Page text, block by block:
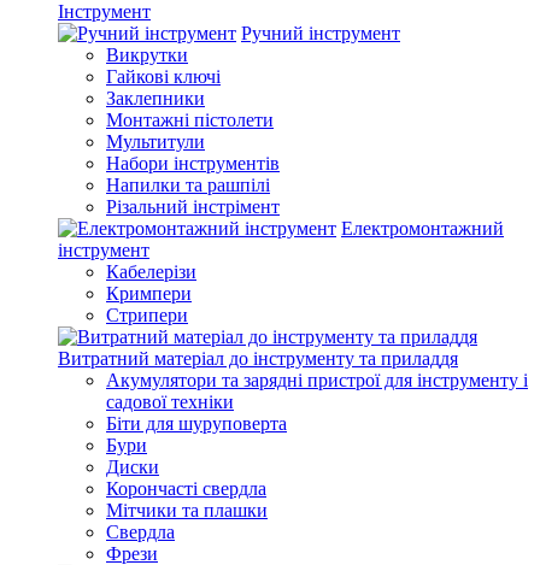
Інструмент
Ручний інструмент
Викрутки
Гайкові ключі
Заклепники
Монтажні пістолети
Мультитули
Набори інструментів
Напилки та рашпілі
Різальний інстрімент
Електромонтажний
інструмент
Кабелерізи
Кримпери
Стрипери
Витратний матеріал до інструменту та приладдя
Акумулятори та зарядні пристрої для інструменту і
садової техніки
Біти для шуруповерта
Бури
Диски
Корончасті свердла
Мітчики та плашки
Свердла
Фрези